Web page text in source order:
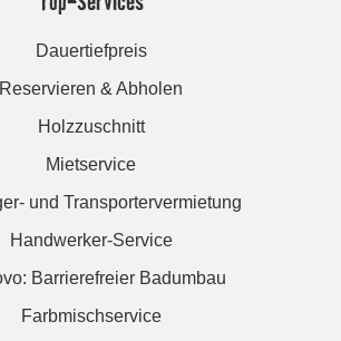
Dauertiefpreis
Reservieren & Abholen
Holzzuschnitt
Mietservice
und Transportervermietung
Handwerker-Service
Barrierefreier Badumbau
Farbmischservice